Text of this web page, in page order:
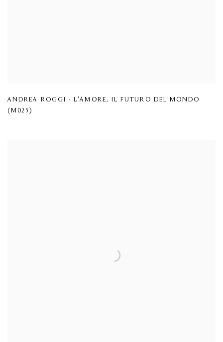
ANDREA ROGGI - L'AMORE, IL FUTURO DEL MONDO
(M025)